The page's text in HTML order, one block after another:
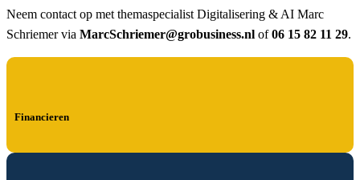
Neem contact op met themaspecialist Digitalisering & AI Marc
Schriemer via MarcSchriemer@grobusiness.nl of06 15 82 11 29.
Financieren